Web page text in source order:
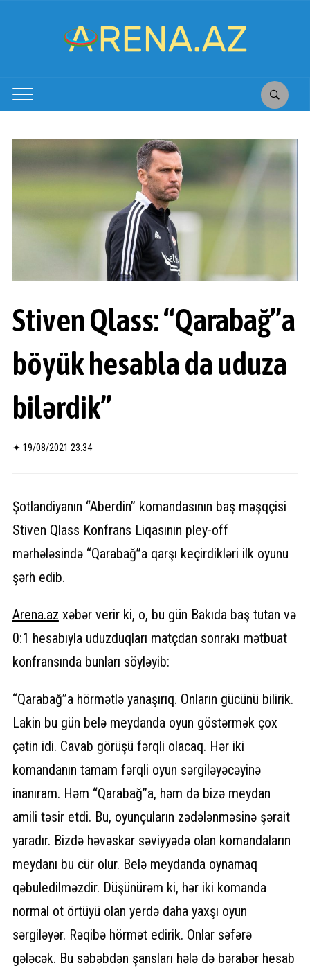
Stiven Qlass: “Qarabağ”a
böyük hesabla da uduza
bilərdik”
✦ 19/08/2021 23:34
Şotlandiyanın “Aberdin” komandasının baş məşqçisi
Stiven Qlass Konfrans Liqasının pley-off
mərhələsində “Qarabağ”a qarşı keçirdikləri ilk oyunu
şərh edib.
Arena.az xəbər verir ki, o, bu gün Bakıda baş tutan və
0:1 hesabıyla uduzduqları matçdan sonrakı mətbuat
konfransında bunları söyləyib:
“Qarabağ”a hörmətlə yanaşırıq. Onların gücünü bilirik.
Lakin bu gün belə meydanda oyun göstərmək çox
çətin idi. Cavab görüşü fərqli olacaq. Hər iki
komandanın tamam fərqli oyun sərgiləyəcəyinə
inanıram. Həm “Qarabağ”a, həm də bizə meydan
amili təsir etdi. Bu, oyunçuların zədələnməsinə şərait
yaradır. Bizdə həvəskar səviyyədə olan komandaların
meydanı bu cür olur. Belə meydanda oynamaq
qəbuledilməzdir. Düşünürəm ki, hər iki komanda
normal ot örtüyü olan yerdə daha yaxşı oyun
sərgiləyər. Rəqibə hörmət edirik. Onlar səfərə
gələcək. Bu səbəbdən şansları hələ də bərabər hesab